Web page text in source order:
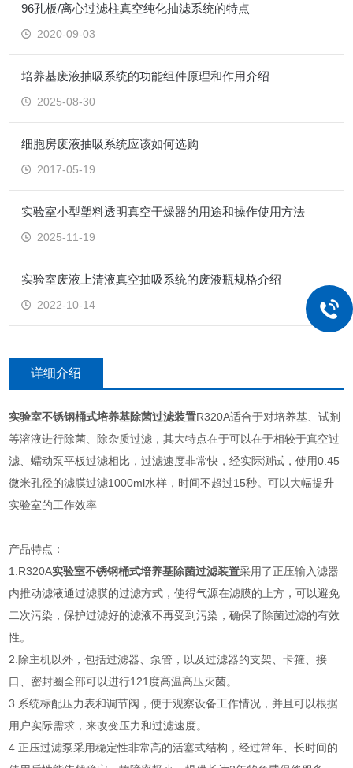
96孔板/离心过滤柱真空纯化抽滤系统的特点
2020-09-03
培养基废液抽吸系统的功能组件原理和作用介绍
2025-08-30
细胞房废液抽吸系统应该如何选购
2017-05-19
实验室小型塑料透明真空干燥器的用途和操作使用方法
2025-11-19
实验室废液上清液真空抽吸系统的废液瓶规格介绍
2022-10-14
详细介绍
实验室不锈钢桶式培养基除菌过滤装置R320A适合于对培养基、试剂
等溶液进行除菌、除杂质过滤，其大特点在于可以在于相较于真空过
滤、蠕动泵平板过滤相比，过滤速度非常快，经实际测试，使用0.45
微米孔径的滤膜过滤1000ml水样，时间不超过15秒。可以大幅提升
实验室的工作效率
产品特点：
1.R320A实验室不锈钢桶式培养基除菌过滤装置采用了正压输入滤器
内推动滤液通过滤膜的过滤方式，使得气源在滤膜的上方，可以避免
二次污染，保护过滤好的滤液不再受到污染，确保了除菌过滤的有效
性。
2.除主机以外，包括过滤器、泵管，以及过滤器的支架、卡箍、接
口、密封圈全部可以进行121度高温高压灭菌。
3.系统标配压力表和调节阀，便于观察设备工作情况，并且可以根据
用户实际需求，来改变压力和过滤速度。
4.正压过滤泵采用稳定性非常高的活塞式结构，经过常年、长时间的